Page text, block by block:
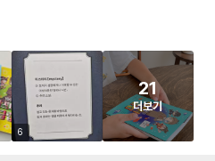
6
21
더보기